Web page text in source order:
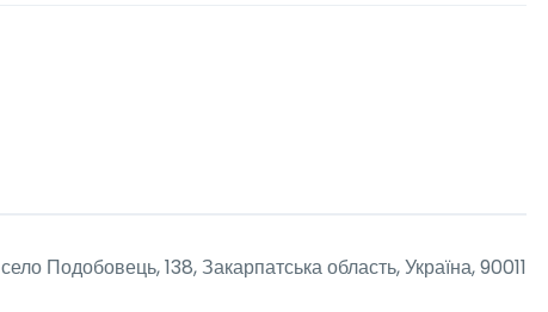
село Подобовець, 138, Закарпатська область, Україна, 90011